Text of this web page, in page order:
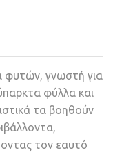
φυτών, γνωστή για
φύλλα και
τα βοηθούν
τον εαυτό